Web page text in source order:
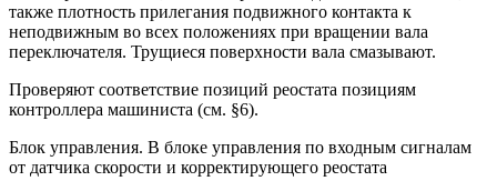
также плотность прилегания подвижного контакта к
неподвижным во всех положениях при вращении вала
переключателя. Трущиеся поверхности вала смазывают.
Проверяют соответствие позиций реостата позициям
контроллера машиниста (см. §6).
Блок управления. В блоке управления по входным сигналам
от датчика скорости и корректирующего реостата